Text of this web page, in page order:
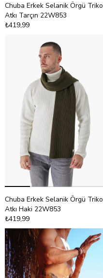
Chuba Erkek Selanik Örgü Triko
Atkı Tarçın 22W853
₺419,99
Chuba Erkek Selanik Örgü Triko
Atkı Haki 22W853
₺419,99